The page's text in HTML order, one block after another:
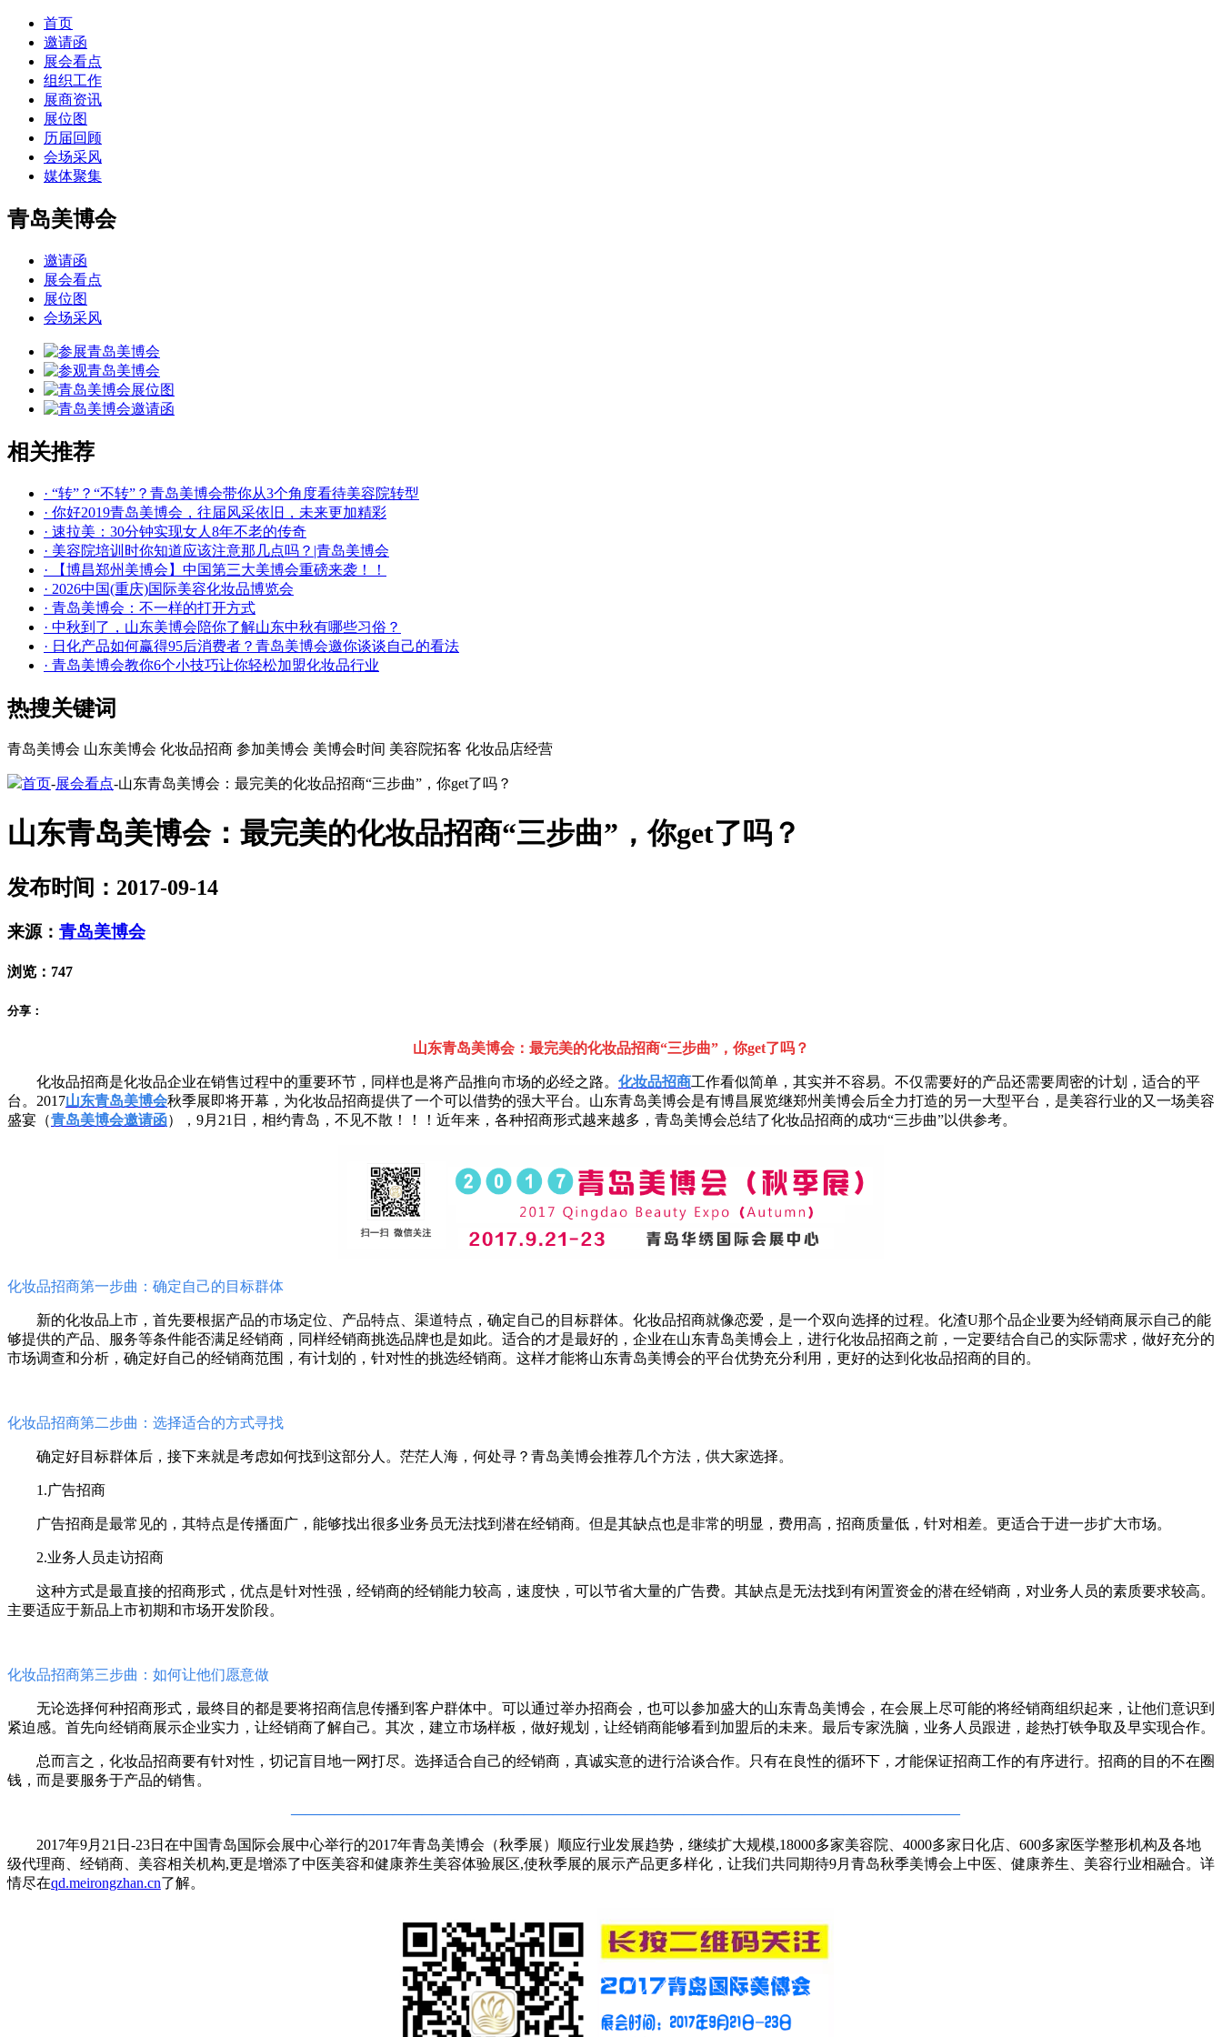
首页
邀请函
展会看点
组织工作
展商资讯
展位图
历届回顾
会场采风
媒体聚集
青岛美博会
邀请函
展会看点
展位图
会场采风
相关推荐
· “转”？“不转”？青岛美博会带你从3个角度看待美容院转型
· 你好2019青岛美博会，往届风采依旧，未来更加精彩
· 速拉美：30分钟实现女人8年不老的传奇
· 美容院培训时你知道应该注意那几点吗？|青岛美博会
· 【博昌郑州美博会】中国第三大美博会重磅来袭！！
· 2026中国(重庆)国际美容化妆品博览会
· 青岛美博会：不一样的打开方式
· 中秋到了，山东美博会陪你了解山东中秋有哪些习俗？
· 日化产品如何赢得95后消费者？青岛美博会邀你谈谈自己的看法
· 青岛美博会教你6个小技巧让你轻松加盟化妆品行业
热搜关键词
青岛美博会 山东美博会 化妆品招商 参加美博会 美博会时间 美容院拓客 化妆品店经营
首页-展会看点-山东青岛美博会：最完美的化妆品招商“三步曲”，你get了吗？
山东青岛美博会：最完美的化妆品招商“三步曲”，你get了吗？
发布时间：2017-09-14
来源： 青岛美博会
浏览： 747
分享：
山东青岛美博会：最完美的化妆品招商“三步曲”，你get了吗？
化妆品招商是化妆品企业在销售过程中的重要环节，同样也是将产品推向市场的必经之路。 化妆品招商工作看似简单，其实并不容易。不仅需要好的产品还需要周密的计划，适合的平
台。2017山东青岛美博会秋季展即将开幕，为化妆品招商提供了一个可以借势的强大平台。山东青岛美博会是有博昌展览继郑州美博会后全力打造的另一大型平台，是美容行业的又一场美容
盛宴（青岛美博会邀请函），9月21日，相约青岛，不见不散！！！近年来，各种招商形式越来越多，青岛美博会总结了化妆品招商的成功“三步曲”以供参考。
化妆品招商第一步曲：确定自己的目标群体
新的化妆品上市，首先要根据产品的市场定位、产品特点、渠道特点，确定自己的目标群体。化妆品招商就像恋爱，是一个双向选择的过程。化渣U那个品企业要为经销商展示自己的能
够提供的产品、服务等条件能否满足经销商，同样经销商挑选品牌也是如此。适合的才是最好的，企业在山东青岛美博会上，进行化妆品招商之前，一定要结合自己的实际需求，做好充分的
市场调查和分析，确定好自己的经销商范围，有计划的，针对性的挑选经销商。这样才能将山东青岛美博会的平台优势充分利用，更好的达到化妆品招商的目的。
化妆品招商第二步曲：选择适合的方式寻找
确定好目标群体后，接下来就是考虑如何找到这部分人。茫茫人海，何处寻？青岛美博会推荐几个方法，供大家选择。
1.广告招商
广告招商是最常见的，其特点是传播面广，能够找出很多业务员无法找到潜在经销商。但是其缺点也是非常的明显，费用高，招商质量低，针对相差。更适合于进一步扩大市场。
2.业务人员走访招商
这种方式是最直接的招商形式，优点是针对性强，经销商的经销能力较高，速度快，可以节省大量的广告费。其缺点是无法找到有闲置资金的潜在经销商，对业务人员的素质要求较高。
主要适应于新品上市初期和市场开发阶段。
化妆品招商第三步曲：如何让他们愿意做
无论选择何种招商形式，最终目的都是要将招商信息传播到客户群体中。可以通过举办招商会，也可以参加盛大的山东青岛美博会，在会展上尽可能的将经销商组织起来，让他们意识到
紧迫感。首先向经销商展示企业实力，让经销商了解自己。其次，建立市场样板，做好规划，让经销商能够看到加盟后的未来。最后专家洗脑，业务人员跟进，趁热打铁争取及早实现合作。
总而言之，化妆品招商要有针对性，切记盲目地一网打尽。选择适合自己的经销商，真诚实意的进行洽谈合作。只有在良性的循环下，才能保证招商工作的有序进行。招商的目的不在圈
钱，而是要服务于产品的销售。
——————————————————————————————————————————————
2017年9月21日-23日在中国青岛国际会展中心举行的2017年青岛美博会（秋季展）顺应行业发展趋势，继续扩大规模,18000多家美容院、4000多家日化店、600多家医学整形机构及各地
级代理商、经销商、美容相关机构,更是增添了中医美容和健康养生美容体验展区,使秋季展的展示产品更多样化，让我们共同期待9月青岛秋季美博会上中医、健康养生、美容行业相融合。详
情尽在qd.meirongzhan.cn了解。